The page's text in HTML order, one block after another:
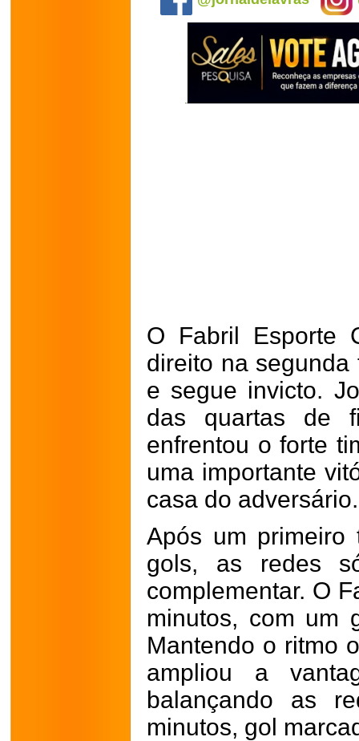
O Fabril Esporte
direito na
e segue invicto.
das quartas de
enfrentou o forte
uma importante
casa do adversário.
Após um primeiro
gols, as redes
complementar. O
minutos, com um
Mantendo o ritmo
ampliou a
balançando as
minutos, gol